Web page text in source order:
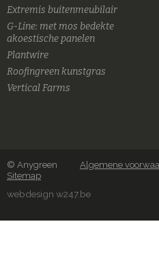
Extremis buitenmeubilair
G-Line: met mos bedekte
akoestische panelen
Plantwire
Roofingreen kunstgras
Vertical Farms
© Anygreen Algemene
Sitemap
webdesign w247.be